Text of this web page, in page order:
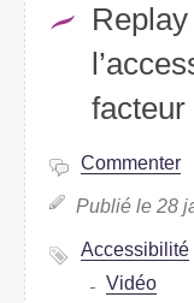
facteur
Commenter
Publié le 28
Accessibilité
Vidéo